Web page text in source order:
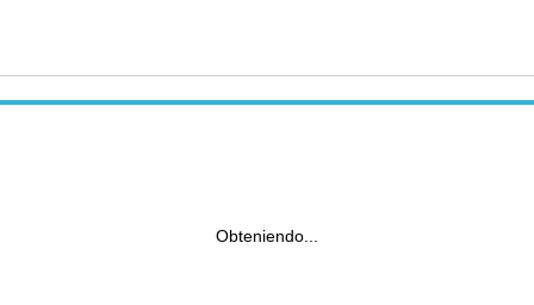
Obteniendo...